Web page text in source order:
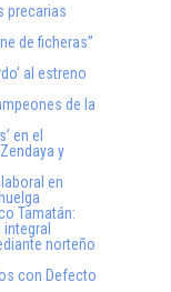
precarias
de ficheras”
al estreno
de la
en el
y
en
Tamatán:
norteño
con Defecto